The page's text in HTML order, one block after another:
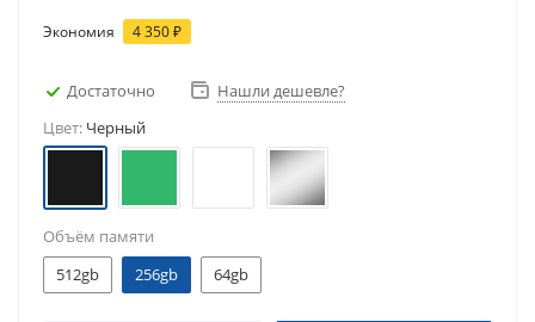
Экономия 4 350₽
Достаточно
Нашли дешевле?
Цвет: Черный
Объём памяти
512gb
256gb 64gb